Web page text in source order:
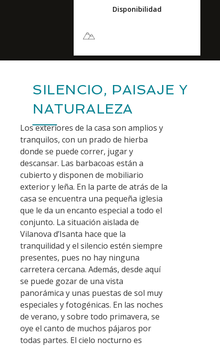
Disponibilidad
SILENCIO, PAISAJE Y
NATURALEZA
Los exteriores de la casa son amplios y
tranquilos, con un prado de hierba
donde se puede correr, jugar y
descansar. Las barbacoas están a
cubierto y disponen de mobiliario
exterior y leña. En la parte de atrás de la
casa se encuentra una pequeña iglesia
que le da un encanto especial a todo el
conjunto. La situación aislada de
Vilanova d’Isanta hace que la
tranquilidad y el silencio estén siempre
presentes, pues no hay ninguna
carretera cercana. Además, desde aquí
se puede gozar de una vista
panorámica y unas puestas de sol muy
especiales y fotogénicas. En las noches
de verano, y sobre todo primavera, se
oye el canto de muchos pájaros por
todas partes. El cielo nocturno es